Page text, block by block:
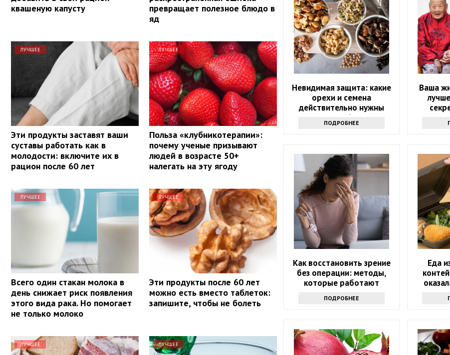
квашеную капусту
превращает полезное блюдо в
яд
ЛУЧШЕЕ
Эти продукты заставят ваши
суставы работать как в
молодости: включите их в
рацион после 60 лет
ЛУЧШЕЕ
Польза «клубникотерапии»:
почему ученые призывают
людей в возрасте 50+
налегать на эту ягоду
ЛУЧШЕЕ
Всего один стакан молока в
день снижает риск появления
этого вида рака. Но помогает
не только молоко
ЛУЧШЕЕ
Эти продукты после 60 лет
можно есть вместо таблеток:
запишите, чтобы не болеть
ЛУЧШЕЕ ЛУЧШЕЕ
Невидимая защита: какие
орехи и семена
действительно нужны
после 60?
ПОДРОБНЕЕ
Ваша
Как восстановить зрение
без операции: методы,
которые работают
ПОДРОБНЕЕ
Еда